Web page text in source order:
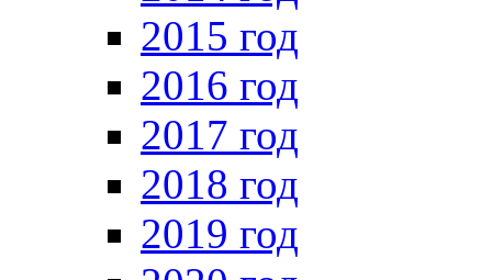
2015 год
2016 год
2017 год
2018 год
2019 год